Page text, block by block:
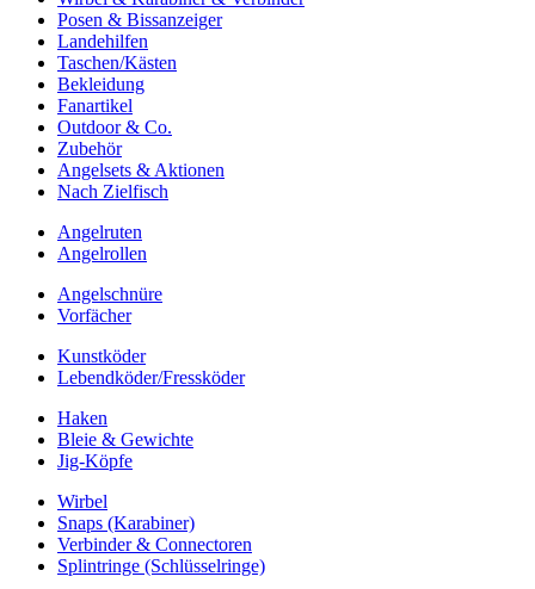
Posen & Bissanzeiger
Landehilfen
Taschen/Kästen
Bekleidung
Fanartikel
Outdoor & Co.
Zubehör
Angelsets & Aktionen
Nach Zielfisch
Angelruten
Angelrollen
Angelschnüre
Vorfächer
Kunstköder
Lebendköder/Fressköder
Haken
Bleie & Gewichte
Jig-Köpfe
Wirbel
Snaps (Karabiner)
Verbinder & Connectoren
Splintringe (Schlüsselringe)